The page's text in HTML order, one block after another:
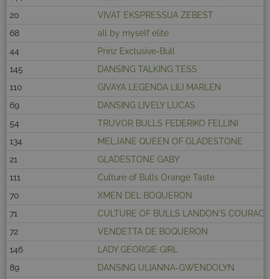
20
VIVAT EKSPRESSIJA ZEBEST
68
all by myself elite
44
Prinz Exclusive-Bull
145
DANSING TALKING TESS
110
GIVAYA LEGENDA LILI MARLEN
69
DANSING LIVELY LUCAS
54
TRUVOR BULLS FEDERIKO FELLINI
134
MELJANE QUEEN OF GLADESTONE
21
GLADESTONE GABY
111
Culture of Bulls Orange Taste
70
XMEN DEL BOQUERON
71
CULTURE OF BULLS LANDON`S COURAGE
72
VENDETTA DE BOQUERON
146
LADY GEORGIE GIRL
89
DANSING ULIANNA-GWENDOLYN